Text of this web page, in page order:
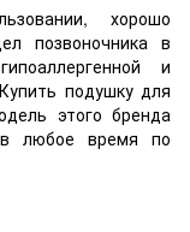
хорошо
позвоночника в
и
подушку для
этого бренда
любое время по